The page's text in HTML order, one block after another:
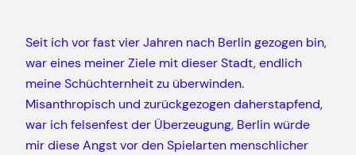
Seit ich vor fast vier Jahren nach Berlin gezogen bin,
war eines meiner Ziele mit dieser Stadt, endlich
meine Schüchternheit zu überwinden.
Misanthropisch und zurückgezogen daherstapfend,
war ich felsenfest der Überzeugung, Berlin würde
mir diese Angst vor den Spielarten menschlicher